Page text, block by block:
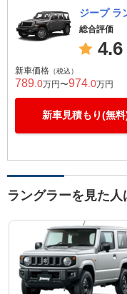
ジープ ラ
総合評価
4.6
新車価格 （税込）
789 .0万円〜974 .0万円
新車見積もり(無料
ラングラーを見た